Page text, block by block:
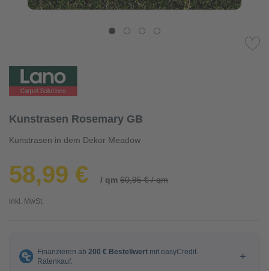
Kunstrasen Rosemary GB
Kunstrasen in dem Dekor Meadow
58,99 € / qm 60,95 € / qm
inkl. MwSt.